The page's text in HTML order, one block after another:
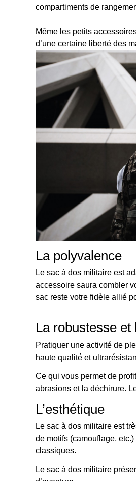
compartiments de
Même les petits
d’une certaine liberté des
La polyvalence
Le sac à dos militaire est
accessoire saura combler
sac reste votre fidèle allié
La robustesse et
Pratiquer une activité de
haute qualité et
Ce qui vous permet de
abrasions et la déchirure.
L’esthétique
Le sac à dos militaire est
de motifs (camouflage,
classiques.
Le sac à dos militaire